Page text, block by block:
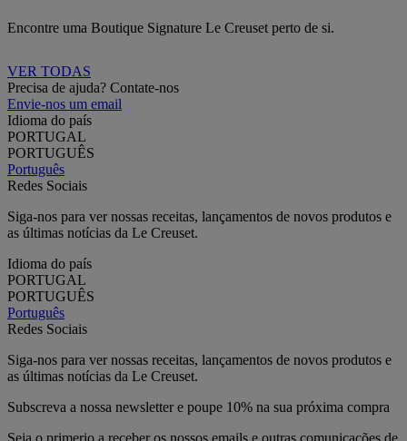
Encontre uma Boutique Signature Le Creuset perto de si.
VER TODAS
Precisa de ajuda? Contate-nos
Envie-nos um email
Idioma do país
PORTUGAL
PORTUGUÊS
Português
Redes Sociais
Siga-nos para ver nossas receitas, lançamentos de novos produtos e
as últimas notícias da Le Creuset.
Idioma do país
PORTUGAL
PORTUGUÊS
Português
Redes Sociais
Siga-nos para ver nossas receitas, lançamentos de novos produtos e
as últimas notícias da Le Creuset.
Subscreva a nossa newsletter e poupe 10% na sua próxima compra
Seja o primerio a receber os nossos emails e outras comunicações de